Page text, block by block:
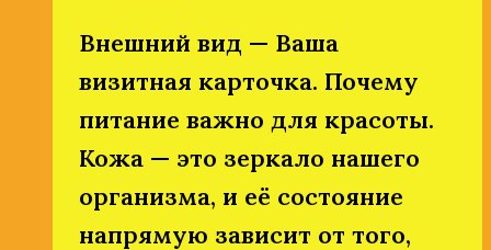
Внешний вид — Ваша
визитная карточка. Почему
питание важно для красоты.
Кожа — это зеркало нашего
организма, и её состояние
напрямую зависит от того,